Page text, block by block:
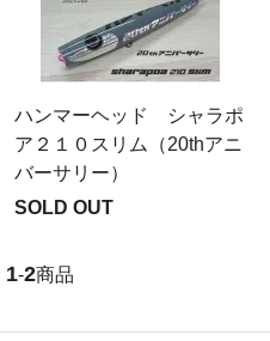
ハンマーヘッド シャラポ
ア２１０スリム（20thアニ
バーサリー）
SOLD OUT
1-2商品